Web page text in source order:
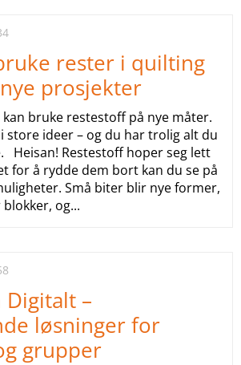
rester i quilting
prosjekter
bruke restestoff på nye måter.
store ideer – og du har trolig alt du
Heisan! Restestoff hoper seg lett
for å rydde dem bort kan du se på
Små biter blir nye former,
og...
–
løsninger for
grupper